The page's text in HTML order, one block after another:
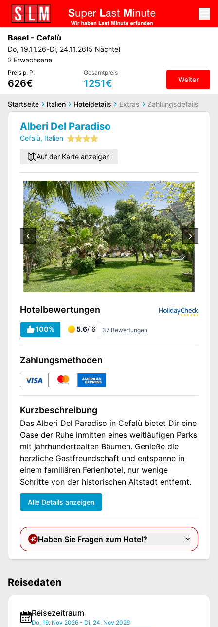
Basel - Cefalù
Do, 19.11.26-Di, 24.11.26(5 Nächte)
2 Erwachsene
Preis p. P.
626€
Gesamtpreis
1251€ Weiter
Startseite Italien Hoteldetails Extras Zahlungsdetails
Alberi Del Paradiso
Cefalù, Italien
Auf der Karte anzeigen
Hotelbewertungen
100% 5.6/ 6 37 Bewertungen
Zahlungsmethoden
Kurzbeschreibung
Das Alberi Del Paradiso in Cefalù bietet Dir eine
Oase der Ruhe inmitten eines weitläufigen Parks
mit jahrhundertealten Bäumen. Genieße die
herzliche Gastfreundschaft und entspanne in
einem familiären Ferienhotel, nur wenige
Schritte von der historischen Altstadt entfernt.
Alle Details anzeigen
Haben Sie Fragen zum Hotel?
Reisedaten
Reisezeitraum
Do, 19. Nov 2026 - Di, 24. Nov 2026